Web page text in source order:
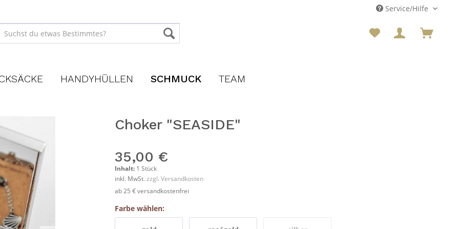
Service/Hilfe
HANDYHÜLLEN SCHMUCK TEAM
Choker "SEASIDE"
35,00 €
Inhalt: 1 Stück
inkl. MwSt.zzgl. Versandkosten
ab 25 € versandkostenfrei
Farbe wählen: